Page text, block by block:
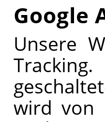
Google
Unsere
wird von